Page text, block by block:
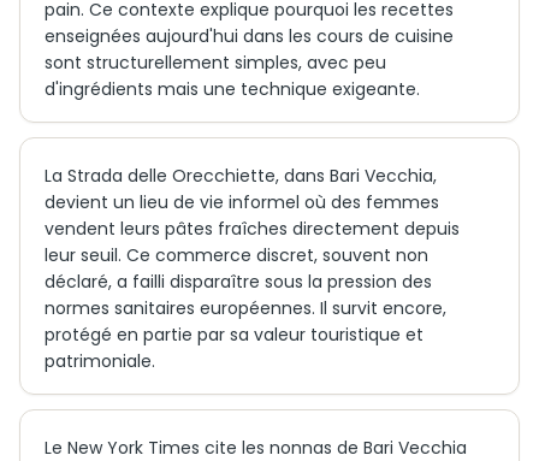
pain. Ce contexte explique pourquoi les recettes
enseignées aujourd'hui dans les cours de cuisine
sont structurellement simples, avec peu
d'ingrédients mais une technique exigeante.
La Strada delle Orecchiette, dans Bari Vecchia,
devient un lieu de vie informel où des femmes
vendent leurs pâtes fraîches directement depuis
leur seuil. Ce commerce discret, souvent non
déclaré, a failli disparaître sous la pression des
normes sanitaires européennes. Il survit encore,
protégé en partie par sa valeur touristique et
patrimoniale.
Le New York Times cite les nonnas de Bari Vecchia